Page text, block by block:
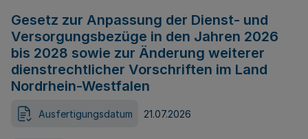
Gesetz zur Anpassung der Dienst- und
Versorgungsbezüge in den Jahren 2026
bis 2028 sowie zur Änderung weiterer
dienstrechtlicher Vorschriften im Land
Nordrhein-Westfalen
Ausfertigungsdatum 21.07.2026